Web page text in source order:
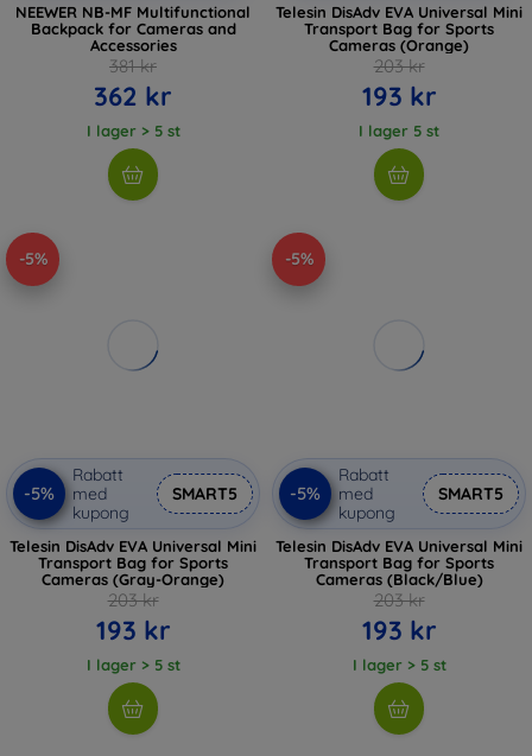
NEEWER NB-MF Multifunctional
Backpack for Cameras and
Accessories
381 kr
362 kr
I lager > 5 st
Telesin DisAdv EVA Universal Mini
Transport Bag for Sports
Cameras (Orange)
203 kr
193 kr
I lager 5 st
-5%
-5%
Rabatt
med
kupong
SMART5
Telesin DisAdv EVA Universal Mini
Transport Bag for Sports
Cameras (Gray-Orange)
203 kr
193 kr
I lager > 5 st
-5%
-5%
Rabatt
med
kupong
SMART5
Telesin DisAdv EVA Universal Mini
Transport Bag for Sports
Cameras (Black/Blue)
203 kr
193 kr
I lager > 5 st